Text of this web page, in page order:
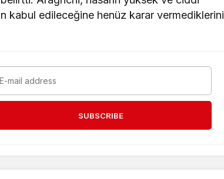
kabul edileceğine henüz karar vermediklerini
SUBSCRIBE